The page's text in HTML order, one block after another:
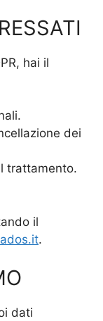
hai il
dei
trattamento.
il
.
dati